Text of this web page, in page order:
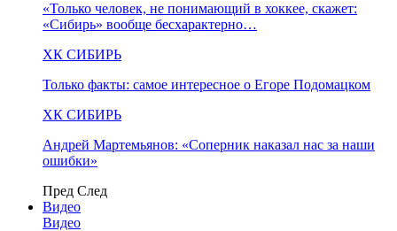
«Только человек, не понимающий в хоккее, скажет:
«Сибирь» вообще бесхарактерно…
ХК СИБИРЬ
Только факты: самое интересное о Егоре Подомацком
ХК СИБИРЬ
Андрей Мартемьянов: «Соперник наказал нас за наши
ошибки»
Пред След
Видео
Видео